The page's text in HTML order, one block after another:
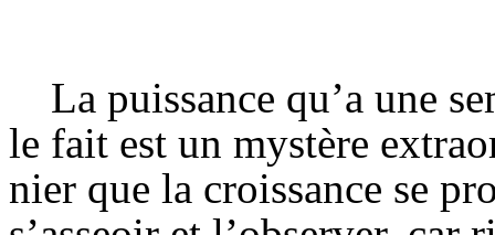
La puissance qu’a une
le fait est un mystère
nier que la croissance se